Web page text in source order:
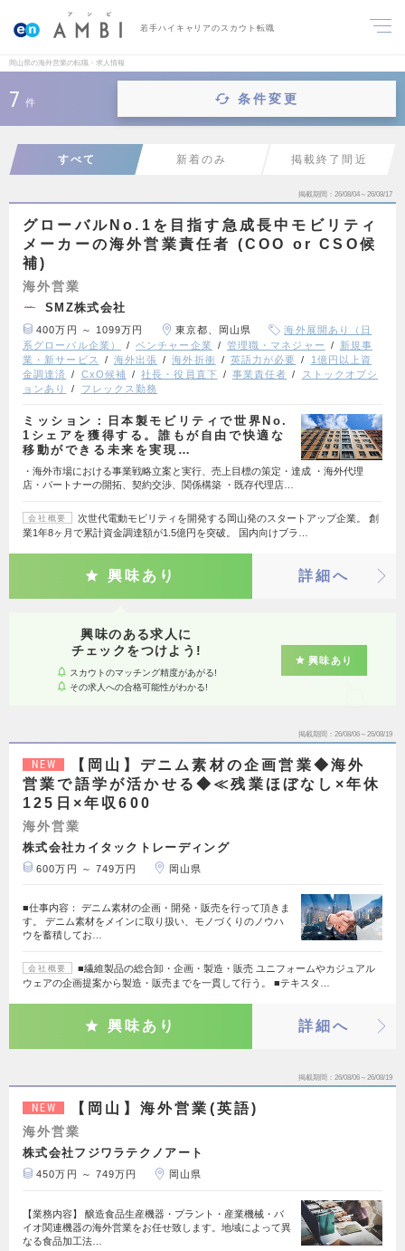
若手ハイキャリアのスカウト転職
岡山県の海外営業の転職・求人情報
7 件 条件変更
すべて 新着のみ 掲載終了間近
掲載期間 26/08/04～26/08/17
グローバルNo.1を目指す急成長中モビリティ
メーカーの海外営業責任者 (COO or CSO候
補)
海外営業
SMZ株式会社
400万円 ～ 1099万円 東京都、岡山県
海外展開あり（日
系グローバル企業）
ベンチャー企業 管理職・マネジャー
新規事
業・新サービス
海外出張 海外折衝 英語力が必要
1億円以上資
金調達済
CxO候補 社長・役員直下 事業責任者
ストックオプシ
ョンあり
フレックス勤務
ミッション：日本製モビリティで世界No.
1シェアを獲得する。誰もが自由で快適な
移動ができる未来を実現…
・海外市場における事業戦略立案と実行、売上目標の策定・達成 ・海外代理
店・パートナーの開拓、契約交渉、関係構築 ・既存代理店…
会社概要
次世代電動モビリティを開発する岡山発のスタートアップ企業。 創
業1年8ヶ月で累計資金調達額が1.5億円を突破。 国内向けブラ…
興味あり 詳細へ
興味のある求人に
チェックをつけよう!
スカウトのマッチング精度があがる!
その求人への合格可能性がわかる!
興味あり
掲載期間 26/08/06～26/08/19
NEW
【岡山】デニム素材の企画営業◆海外
営業で語学が活かせる◆≪残業ほぼなし×年休
125日×年収600
海外営業
株式会社カイタックトレーディング
600万円 ～ 749万円 岡山県
■仕事内容： デニム素材の企画・開発・販売を行って頂きま
す。 デニム素材をメインに取り扱い、モノづくりのノウハ
ウを蓄積してお…
会社概要
■繊維製品の総合卸・企画・製造・販売 ユニフォームやカジュアル
ウェアの企画提案から製造・販売までを一貫して行う。 ■テキスタ…
興味あり 詳細へ
掲載期間 26/08/06～26/08/19
NEW 【岡山】海外営業(英語)
海外営業
株式会社フジワラテクノアート
450万円 ～ 749万円 岡山県
【業務内容】 醸造食品生産機器・プラント・産業機械・バ
イオ関連機器の海外営業をお任せ致します。地域によって異
なる食品加工法…